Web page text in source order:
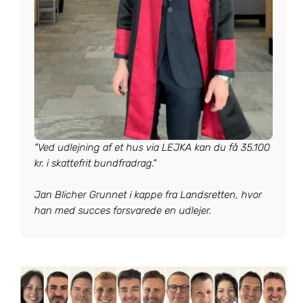
"Ved udlejning af et hus via LEJKA kan du få 35.100
kr. i skattefrit bundfradrag."
Jan Blicher Grunnet i kappe fra Landsretten, hvor
han med succes forsvarede en udlejer.